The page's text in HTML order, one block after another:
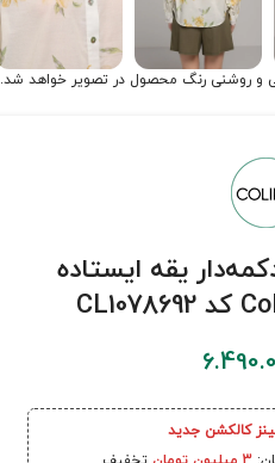
و روشنی رنگ محصول در تصویر خواهد شد.
یقه ایستاده
کالکشن جدید